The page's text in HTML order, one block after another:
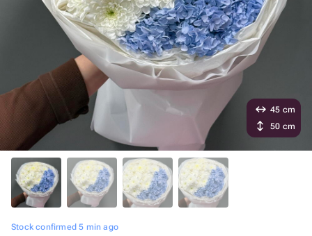
Stock confirmed 5 min ago
45 cm
50 cm